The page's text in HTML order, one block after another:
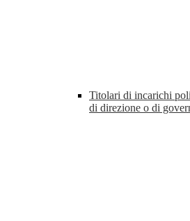
Titolari di incarichi
di direzione o di